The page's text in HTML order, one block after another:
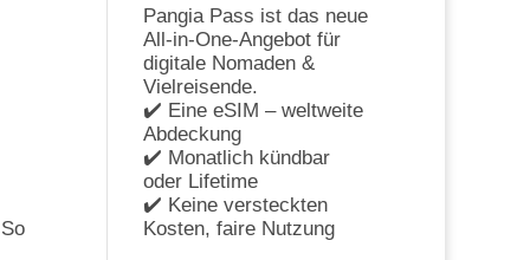
Pangia Pass ist das neue
All-in-One-Angebot für
digitale Nomaden &
Vielreisende.
✔️ Eine eSIM – weltweite
Abdeckung
✔️ Monatlich kündbar
oder Lifetime
✔️ Keine versteckten
Kosten, faire Nutzung